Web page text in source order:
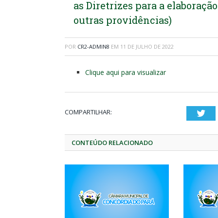
as Diretrizes para a
outras providências)
POR CR2-ADMIN8 EM 11 DE JULHO DE 2022
Clique aqui para visualizar
COMPARTILHAR:
CONTEÚDO RELACIONADO